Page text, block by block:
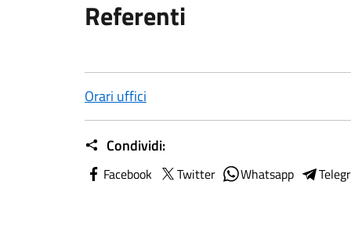
Referenti
Orari uffici
Condividi:
Facebook Twitter Whatsapp